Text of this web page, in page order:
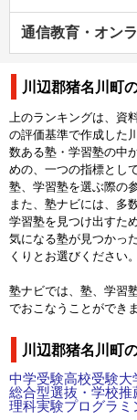
通信教育・オン
川辺郡猪名川町
上のランキングは、資
の評価基準で作成した
数ある塾・学習塾の中
めの、一つの指標とし
塾、学習塾を選ぶ際の
また、塾ナビには、多
学習塾を見つけ出すた
気になる塾が見つかっ
くりとお選びください。
塾ナビでは、塾、学習
でおこなうことができ
川辺郡猪名川町
中学受験高校受験大
総合型選抜・学校推
理科実験プログラミ